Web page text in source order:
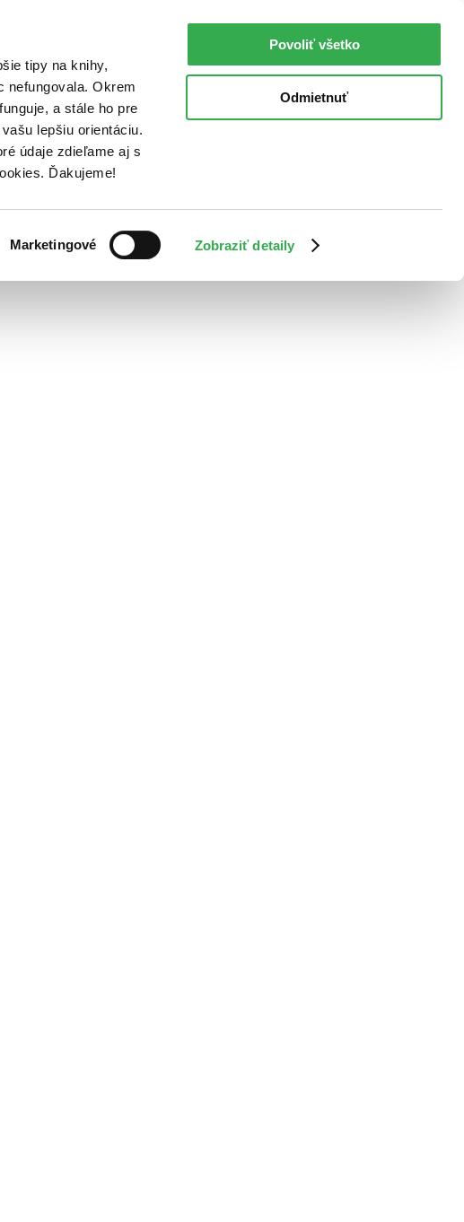
tipy na knihy,
nefungovala. Okrem
a stále ho pre
lepšiu orientáciu.
údaje zdieľame aj s
Ďakujeme!
Marketingové Zobraziť detaily
Povoliť všetko
Odmietnuť